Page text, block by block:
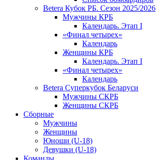
Betera Кубок РБ. Сезон 2025/2026
Мужчины КРБ
Календарь. Этап I
«Финал четырех»
Календарь
Женщины КРБ
Календарь. Этап I
«Финал четырех»
Календарь
Betera Суперкубок Беларуси
Мужчины СКРБ
Женщины СКРБ
Сборные
Мужчины
Женщины
Юноши (U-18)
Девушки (U-18)
Команды